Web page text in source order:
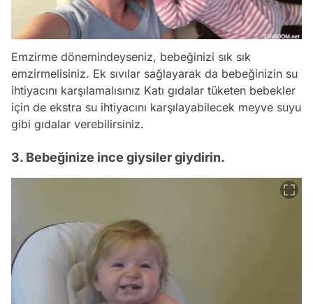
Emzirme dönemindeyseniz, bebeğinizi sık sık
emzirmelisiniz. Ek sıvılar sağlayarak da bebeğinizin su
ihtiyacını karşılamalısınız Katı gıdalar tüketen bebekler
için de ekstra su ihtiyacını karşılayabilecek meyve suyu
gibi gıdalar verebilirsiniz.
3. Bebeğinize ince giysiler giydirin.